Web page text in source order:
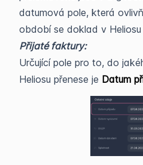
datumová pole, která
období se doklad v Heliosu
Přijaté faktury:
Určující pole pro to, do
Heliosu přenese je Datum